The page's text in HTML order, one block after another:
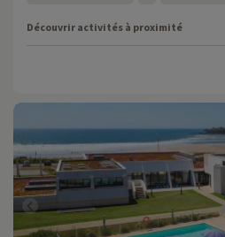
Découvrir activités à proximité